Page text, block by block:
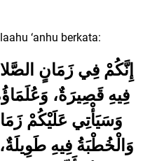
‘anhu berkata:
إِنَّكُمْ فِي زَمَانٍ
فِيهِ قَصِيرَةٌ،
وَسَيَأْتِي عَلَيْكُمْ
وَالْخُطْبَةُ فِيهِ